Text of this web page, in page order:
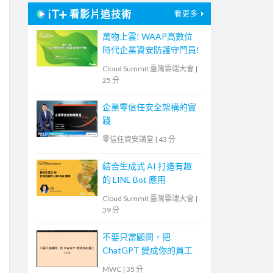
看影片追技術 看更多
萬物上雲! WAAP高數位
時代企業資安防護守門員!
Cloud Summit 臺灣雲端大會 |
25 分
企業零信任安全架構的實
踐
零信任資安講堂 | 43 分
結合生成式 AI 打造有趣
的 LINE Bot 應用
Cloud Summit 臺灣雲端大會 |
39 分
不要只當顧問，把
ChatGPT 變成你的員工
MWC | 35 分